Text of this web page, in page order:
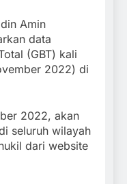
Amin
data
(GBT) kali
2022) di
2022, akan
seluruh wilayah
dari website